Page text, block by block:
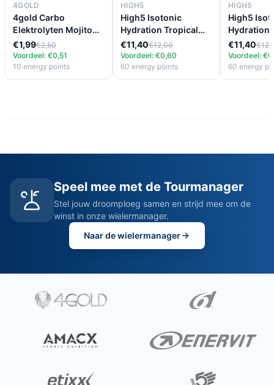
4GOLD
4gold Carbo
Elektrolyten Mojito
(33g)
€1,99€2,50
Voordeel: €0,51
10 energy points
HIGH5
High5 Isotonic
Hydration Tropical
(300g)
€11,40€12,00
Voordeel: €0,60
60 energy points
HIGH5
High5
Hydration
(300g)
€11,40
Voordeel:
60 energy
Speel mee met de Tourmanager
Stel jouw droomploeg samen en strijd mee om de
winst in onze wielermanager.
Naar de wielermanager